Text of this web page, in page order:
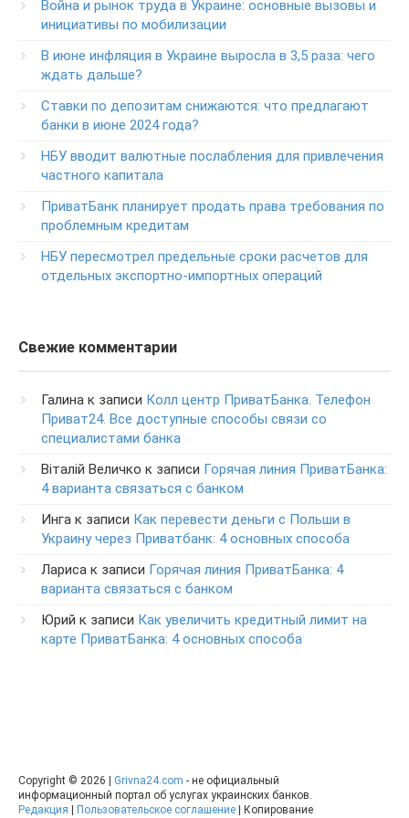
Круглосуточный телефон поддержки VIP­-клиентов
ПриватБанка
+38-056-716-12-12
+38-073-900-00-02
Круглосуточный телефон поддержки владельцев карт
класса GOLD
Круглосуточный телефон поддержки обслуживания
0-800-500-030
0-800-500-804
Война и рынок труда в Украине: основные вызовы и
инициативы по мобилизации
В июне инфляция в Украине выросла в 3,5 раза: чего
ждать дальше?
Ставки по депозитам снижаются: что предлагают
банки в июне 2024 года?
НБУ вводит валютные послабления для привлечения
частного капитала
ПриватБанк планирует продать права требования по
проблемным кредитам
НБУ пересмотрел предельные сроки расчетов для
отдельных экспортно-импортных операций
Свежие комментарии
Галина к записи Колл центр ПриватБанка. Телефон
Приват24. Все доступные способы связи со
специалистами банка
Віталій Величко к записи Горячая линия ПриватБанка:
4 варианта связаться с банком
Инга к записи Как перевести деньги с Польши в
Украину через Приватбанк: 4 основных способа
Лариса к записи Горячая линия ПриватБанка: 4
варианта связаться с банком
Юрий к записи Как увеличить кредитный лимит на
карте ПриватБанка: 4 основных способа
Copyright © 2026 | Grivna24.com - не официальный
информационный портал об услугах украинских банков.
Редакция | Пользовательское соглашение | Копирование